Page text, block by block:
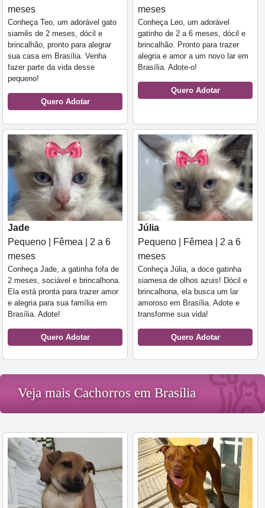
meses
Conheça Teo, um adorável gato
siamês de 2 meses, dócil e
brincalhão, pronto para alegrar
sua casa em Brasília. Venha
fazer parte da vida desse
pequeno!
Quero Adotar
meses
Conheça Leo, um adorável
gatinho de 2 a 6 meses, dócil e
brincalhão. Pronto para trazer
alegria e amor a um novo lar em
Brasília. Adote-o!
Quero Adotar
Jade
Pequeno | Fêmea | 2 a 6
meses
Conheça Jade, a gatinha fofa de
2 meses, sociável e brincalhona.
Ela está pronta para trazer amor
e alegria para sua família em
Brasília. Adote!
Quero Adotar
Júlia
Pequeno | Fêmea | 2 a 6
meses
Conheça Júlia, a doce gatinha
siamesa de olhos azuis! Dócil e
brincalhona, ela busca um lar
amoroso em Brasília. Adote e
transforme sua vida!
Quero Adotar
Veja mais Cachorros em Brasília